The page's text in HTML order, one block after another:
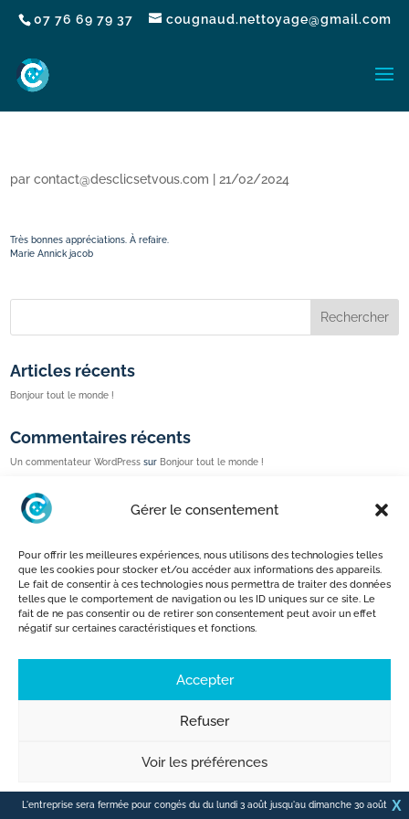
Gérer le consentement
Pour offrir les meilleures expériences, nous utilisons des technologies telles
que les cookies pour stocker et/ou accéder aux informations des appareils.
Le fait de consentir à ces technologies nous permettra de traiter des données
telles que le comportement de navigation ou les ID uniques sur ce site. Le
fait de ne pas consentir ou de retirer son consentement peut avoir un effet
négatif sur certaines caractéristiques et fonctions.
Accepter
Refuser
Voir les préférences
Politique de confidentialité
07 76 69 79 37 cougnaud.nettoyage@gmail.com
parcontact@desclicsetvous.com 21/02/2024
Très bonnes appréciations. À refaire.
Marie Annick jacob
Rechercher
Articles récents
Bonjour tout le monde !
Commentaires récents
Un commentateur WordPress sur Bonjour tout le monde !
ACCUEIL VÉHICULES
EXTÉRIEUR
INTÉRIEUR
AVIS
CONTACT
MENTIONS LÉGALES
POLITIQUE DE CONFIDENTIALITÉ
Copyright © 2021 - Créé et développé parDes Clics Et Vous
Communication, 85800 Saint-Gilles-Croix-de-Vie, 85470 Brétignolles-sur-Mer
X
L'entreprise sera fermée pour congés du du lundi 3 août jusqu'au dimanche 30 août